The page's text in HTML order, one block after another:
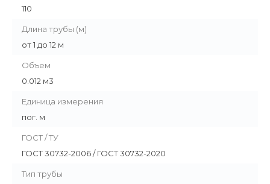
110
Длина трубы (м)
от 1 до 12 м
Объем
0.012 м3
Единица измерения
пог. м
ГОСТ / ТУ
ГОСТ 30732-2006 / ГОСТ 30732-2020
Тип трубы